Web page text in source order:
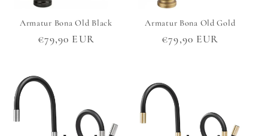
Armatur Bona Old Black
Normaler
€79,90 EUR
Armatur Bona Old Gold
Normaler
€79,90 EUR